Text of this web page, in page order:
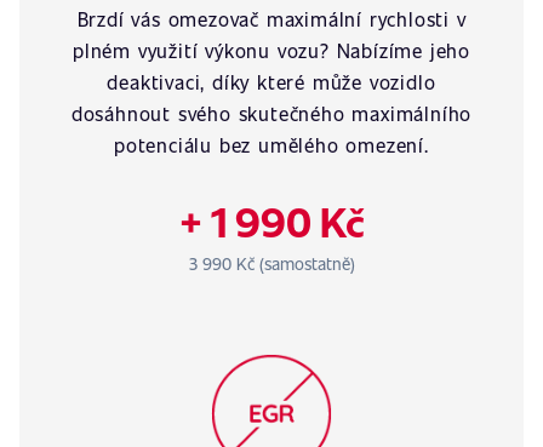
Brzdí vás omezovač maximální rychlosti v
plném využití výkonu vozu? Nabízíme jeho
deaktivaci, díky které může vozidlo
dosáhnout svého skutečného maximálního
potenciálu bez umělého omezení.
+ 1 990 Kč
3 990 Kč (samostatně)